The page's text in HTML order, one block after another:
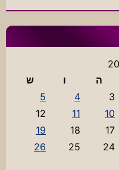
ה ו
ש
3
4
5
10
11
12
17
18
19
24
25
26